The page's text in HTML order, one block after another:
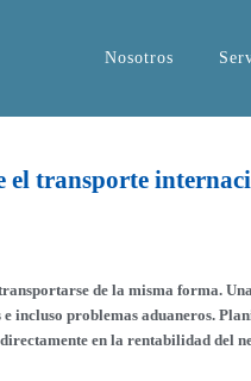
Nosotros
transporte
de la misma forma.
incluso problemas aduaneros.
en la rentabilidad del